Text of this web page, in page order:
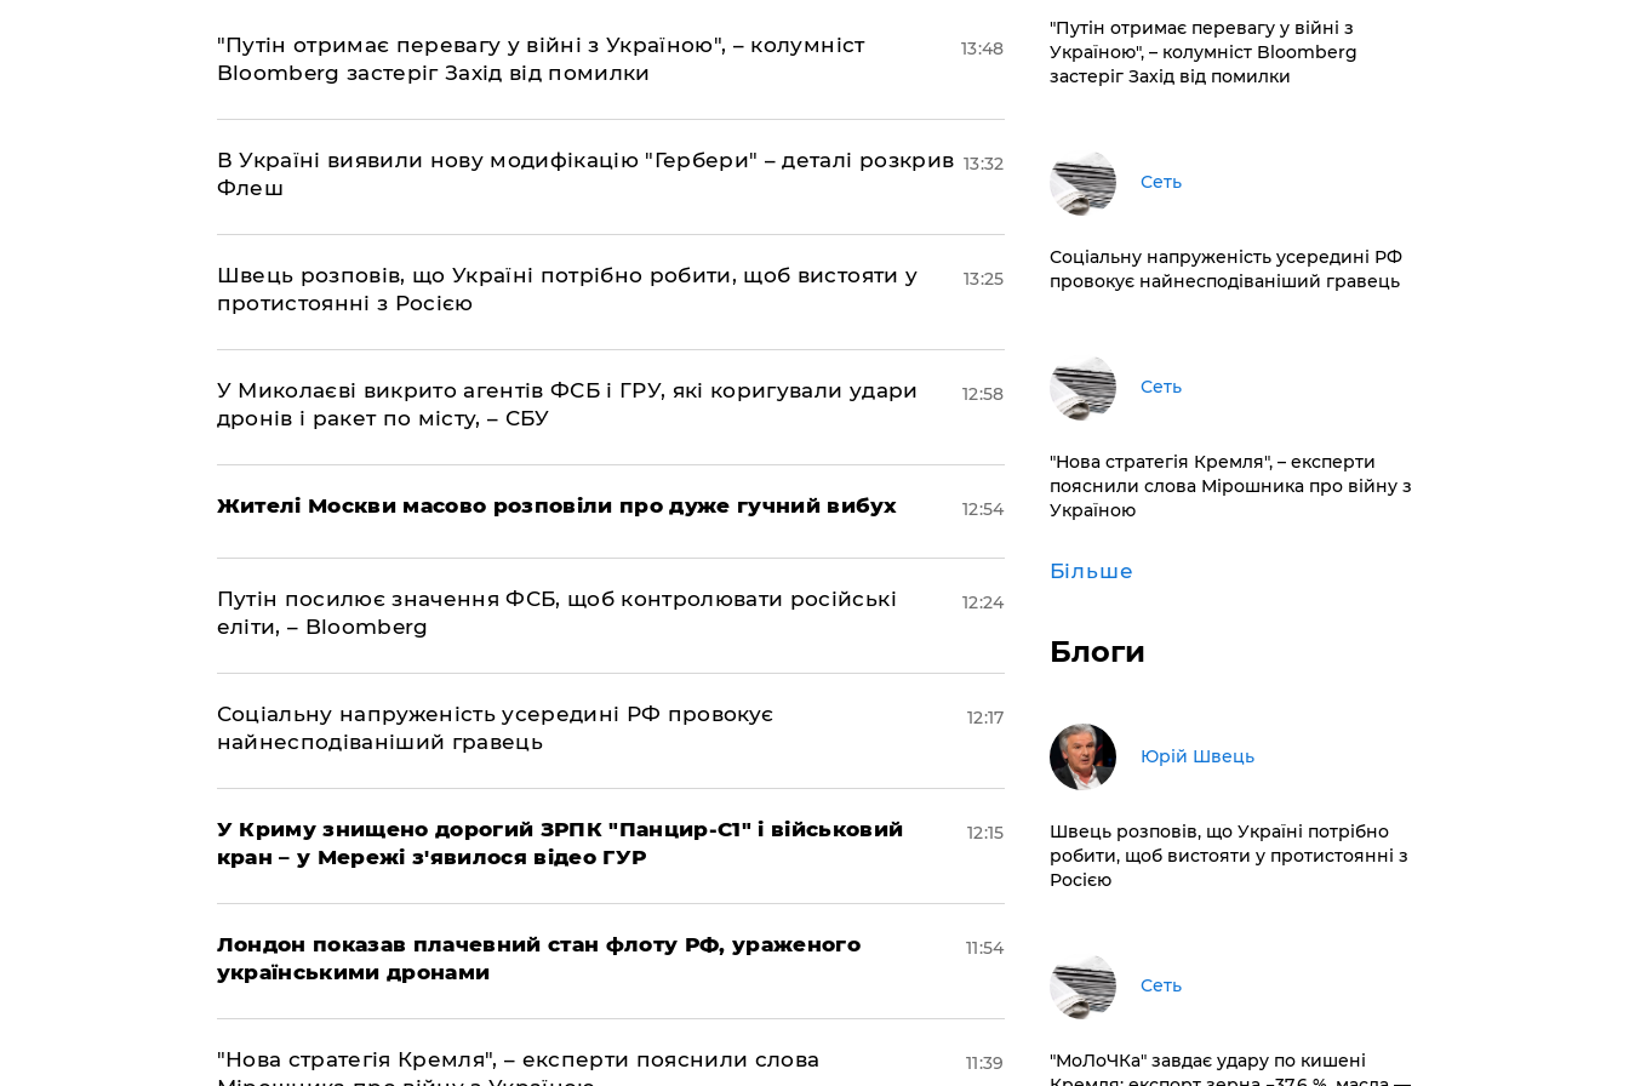
"Путін отримає перевагу у війні з Україною", – колумніст
Bloomberg застеріг Захід від помилки
13:48
В Україні виявили нову модифікацію "Гербери" – деталі розкрив
Флеш
13:32
Швець розповів, що Україні потрібно робити, щоб вистояти у
протистоянні з Росією
13:25
У Миколаєві викрито агентів ФСБ і ГРУ, які коригували удари
дронів і ракет по місту, – СБУ
12:58
Жителі Москви масово розповіли про дуже гучний вибух 12:54
Путін посилює значення ФСБ, щоб контролювати російські
еліти, – Bloomberg
12:24
Соціальну напруженість усередині РФ провокує
найнесподіваніший гравець
12:17
У Криму знищено дорогий ЗРПК "Панцир-С1" і військовий
кран – у Мережі з'явилося відео ГУР
12:15
Лондон показав плачевний стан флоту РФ, ураженого
українськими дронами
11:54
"Нова стратегія Кремля", – експерти пояснили слова
11:39
"Путін отримає перевагу у війні з
Україною", – колумніст Bloomberg
застеріг Захід від помилки
Сеть
Соціальну напруженість усередині РФ
провокує найнесподіваніший гравець
Сеть
"Нова стратегія Кремля", – експерти
пояснили слова Мірошника про війну з
Україною
Більше
Блоги
Юрій Швець
Швець розповів, що Україні потрібно
робити, щоб вистояти у протистоянні з
Росією
Сеть
​"МоЛоЧКа" завдає удару по кишені